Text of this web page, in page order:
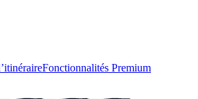
Fonctionnalités Premium